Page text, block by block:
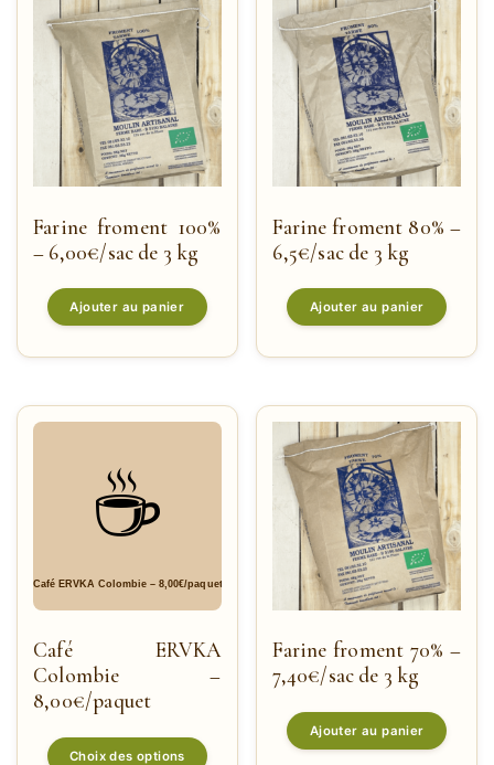
Farine froment 100%
– 6,00€/sac de 3 kg
Ajouter au panier
Farine froment 80% –
6,5€/sac de 3 kg
Ajouter au panier
Café ERVKA
Colombie –
8,00€/paquet
Choix des options
Farine froment 70% –
7,40€/sac de 3 kg
Ajouter au panier